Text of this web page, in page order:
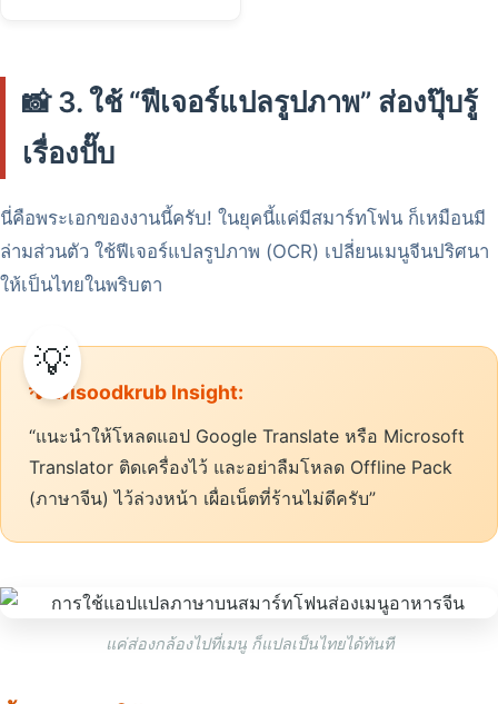
📸 3. ใช้ “ฟีเจอร์แปลรูปภาพ” ส่องปุ๊บรู้
เรื่องปั๊บ
นี่คือพระเอกของงานนี้ครับ! ในยุคนี้แค่มีสมาร์ทโฟน ก็เหมือนมี
ล่ามส่วนตัว ใช้ฟีเจอร์แปลรูปภาพ (OCR) เปลี่ยนเมนูจีนปริศนา
ให้เป็นไทยในพริบตา
💡 wisoodkrub Insight:
“แนะนำให้โหลดแอป Google Translate หรือ Microsoft
Translator ติดเครื่องไว้ และอย่าลืมโหลด Offline Pack
(ภาษาจีน) ไว้ล่วงหน้า เผื่อเน็ตที่ร้านไม่ดีครับ”
แค่ส่องกล้องไปที่เมนู ก็แปลเป็นไทยได้ทันที